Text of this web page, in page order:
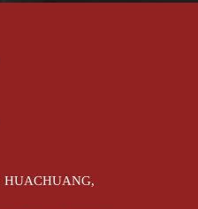
HUACHUANG,